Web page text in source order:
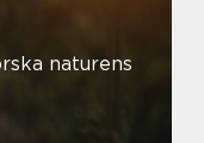
naturens